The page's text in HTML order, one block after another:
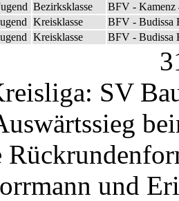
Bezirksklasse
BFV - Kamenz
Kreisklasse
BFV - Budissa
Kreisklasse BFV - Budissa
SV
und